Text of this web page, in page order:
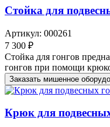
Стойка для
Артикул: 000261
7 300 ₽
Стойка для гонгов
гонгов при помощи
Заказать мишенное
Крюк для